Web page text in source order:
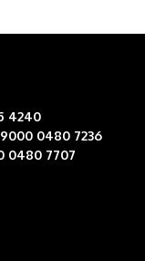
4240
0480 7236
0480 7707